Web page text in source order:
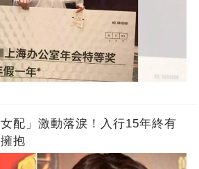
配」激動落淚！入行15年終有
抱